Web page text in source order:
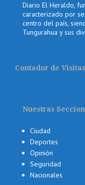
Diario El Heraldo,
caracterizado por
centro del país,
Tungurahua y sus
Contador de Visitas
Nuestras
Ciudad
Deportes
Opinión
Seguridad
Nacionales